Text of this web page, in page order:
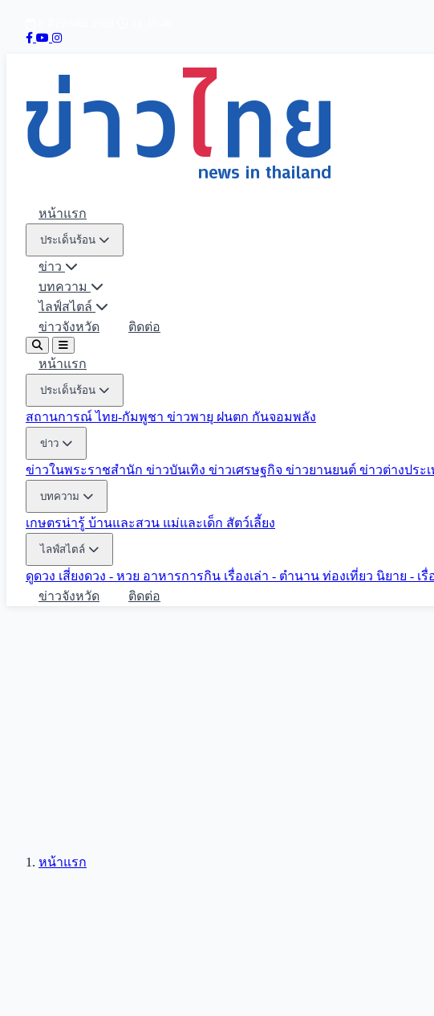
หน้าแรก
ประเด็นร้อน
ข่าว
บทความ
ไลฟ์สไตล์
ข่าวจังหวัด
ติดต่อ
หน้าแรก
ประเด็นร้อน
สถานการณ์ ไทย-กัมพูชา ข่าวพายุ ฝนตก กันจอมพลัง
ข่าว
ข่าวในพระราชสำนัก ข่าวบันเทิง ข่าวเศรษฐกิจ ข่าวยานยนต์ ข่าวต่างประ
บทความ
เกษตรน่ารู้ บ้านและสวน แม่และเด็ก สัตว์เลี้ยง
ไลฟ์สไตล์
ดูดวง เสี่ยงดวง - หวย อาหารการกิน เรื่องเล่า - ตำนาน ท่องเที่ยว นิยาย - เรื่
ข่าวจังหวัด
ติดต่อ
หน้าแรก